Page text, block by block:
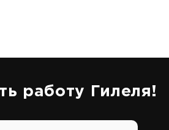
работу Гилеля!